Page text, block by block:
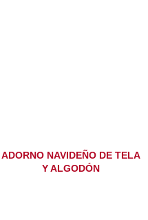
ADORNO NAVIDEÑO DE TELA
Y ALGODÓN